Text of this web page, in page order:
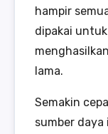
hampir
dipakai
lama.
Semakin
sumber daya